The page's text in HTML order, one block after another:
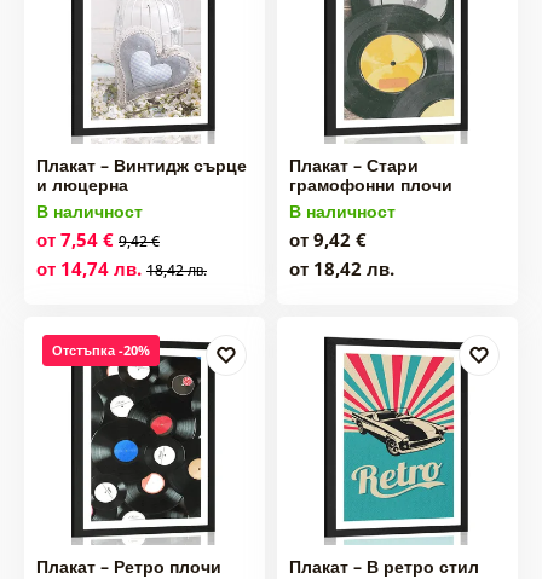
Плакат – Винтидж сърце
и люцерна
В наличност
от 7,54 € 9,42 €
от 14,74 лв. 18,42 лв.
Плакат – Стари
грамофонни плочи
В наличност
от 9,42 €
от 18,42 лв.
Отстъпка -20%
Плакат – Ретро плочи
Плакат – В ретро стил